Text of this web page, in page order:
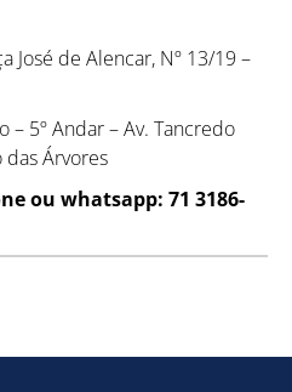
utilizar
José de Alencar, Nº 13/19 –
– 5º Andar – Av. Tancredo
das Árvores
ou whatsapp: 71 3186-